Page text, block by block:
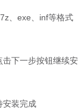
、exe、inf等格式
下一步按钮继续安
安装完成